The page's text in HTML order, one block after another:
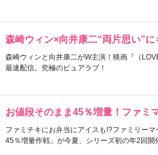
森崎ウィン×向井康二“両片思い”
森崎ウィンと向井康二がW主演！映画『（
最速配信。究極のピュアラブ！
お値段そのまま45％増量！ファミ
ファミチキにお弁当にアイスも!?ファミリー
45％増量作戦」が今夏、シリーズ初の年2回開